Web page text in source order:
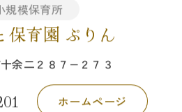
規模保育所
保育園 ぷりん
余二２８７−２７３
ホームページ